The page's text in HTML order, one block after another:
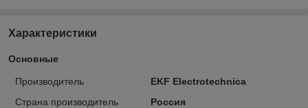
Характеристики
Основные
Производитель
EKF Electrotechnica
Страна производитель
Россия